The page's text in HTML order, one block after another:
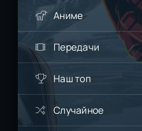
Аниме
Передачи
Наш топ
Случайное